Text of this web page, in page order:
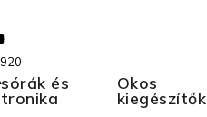
és Okos
kiegészítők